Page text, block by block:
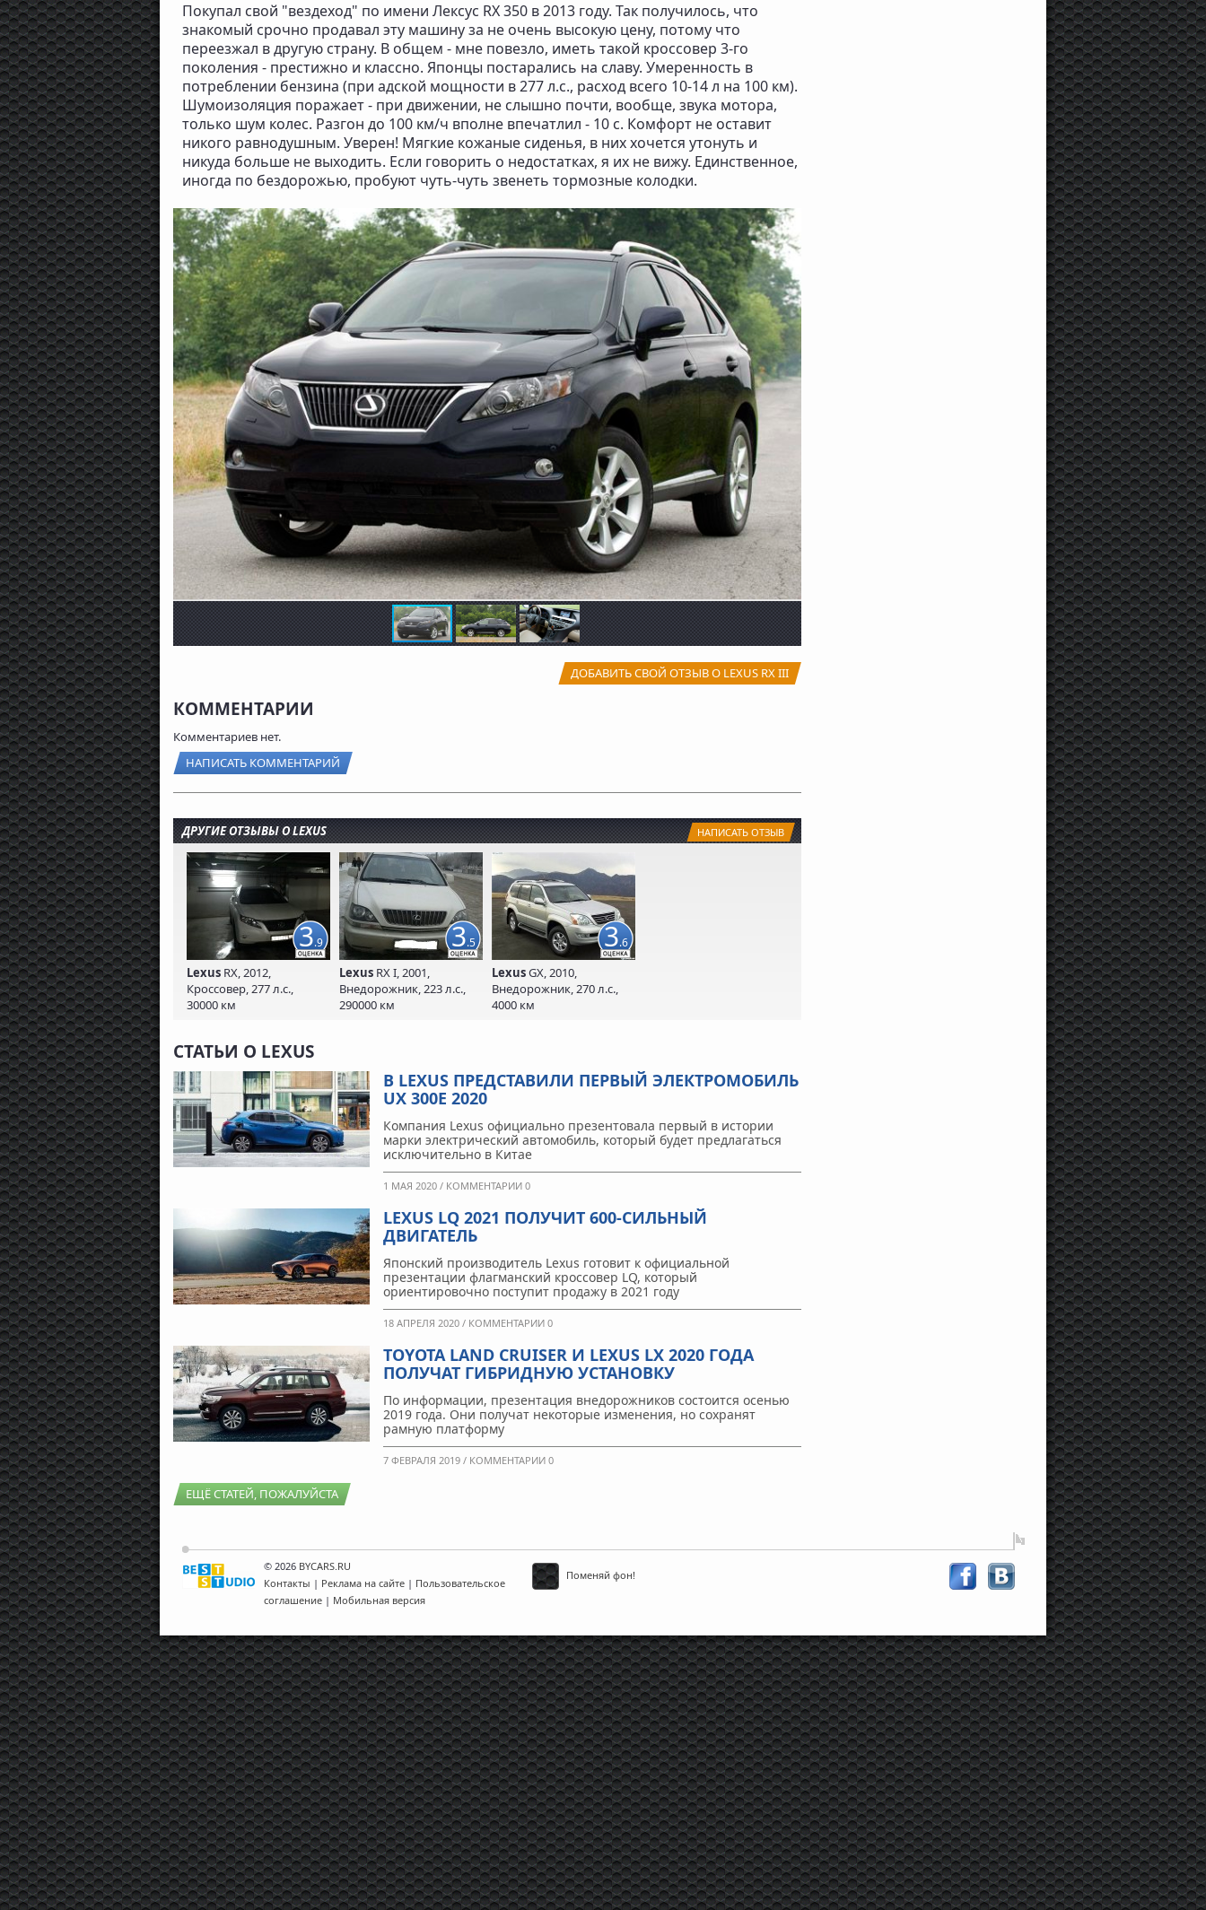
Покупал свой "вездеход" по имени Лексус RX 350 в 2013 году. Так получилось, что
знакомый срочно продавал эту машину за не очень высокую цену, потому что
переезжал в другую страну. В общем - мне повезло, иметь такой кроссовер 3-го
поколения - престижно и классно. Японцы постарались на славу. Умеренность в
потреблении бензина (при адской мощности в 277 л.с., расход всего 10-14 л на 100 км).
Шумоизоляция поражает - при движении, не слышно почти, вообще, звука мотора,
только шум колес. Разгон до 100 км/ч вполне впечатлил - 10 с. Комфорт не оставит
никого равнодушным. Уверен! Мягкие кожаные сиденья, в них хочется утонуть и
никуда больше не выходить. Если говорить о недостатках, я их не вижу. Единственное,
иногда по бездорожью, пробуют чуть-чуть звенеть тормозные колодки.
ДОБАВИТЬ СВОЙ ОТЗЫВ О LEXUS RX III
КОММЕНТАРИИ
Комментариев нет.
НАПИСАТЬ КОММЕНТАРИЙ
ДРУГИЕ ОТЗЫВЫ О LEXUS НАПИСАТЬ ОТЗЫВ
3.9
Lexus RX, 2012,
Кроссовер, 277 л.с.,
30000 км
3.5
Lexus RX I, 2001,
Внедорожник, 223 л.с.,
290000 км
3.6
LexusGX, 2010,
Внедорожник, 270 л.с.,
4000 км
СТАТЬИ О LEXUS
В LEXUS ПРЕДСТАВИЛИ ПЕРВЫЙ ЭЛЕКТРОМОБИЛЬ
UX 300E 2020
Компания Lexus официально презентовала первый в истории
марки электрический автомобиль, который будет предлагаться
исключительно в Китае
1 МАЯ 2020 / КОММЕНТАРИИ 0
LEXUS LQ 2021 ПОЛУЧИТ 600-СИЛЬНЫЙ
ДВИГАТЕЛЬ
Японский производитель Lexus готовит к официальной
презентации флагманский кроссовер LQ, который
ориентировочно поступит продажу в 2021 году
18 АПРЕЛЯ 2020 / КОММЕНТАРИИ 0
TOYOTA LAND CRUISER И LEXUS LX 2020 ГОДА
ПОЛУЧАТ ГИБРИДНУЮ УСТАНОВКУ
По информации, презентация внедорожников состоится осенью
2019 года. Они получат некоторые изменения, но сохранят
рамную платформу
7 ФЕВРАЛЯ 2019 / КОММЕНТАРИИ 0
ЕЩЁ СТАТЕЙ, ПОЖАЛУЙСТА
Поменяй фон!
© 2026 BYCARS.RU
Контакты | Реклама на сайте | Пользовательское
соглашение | Мобильная версия